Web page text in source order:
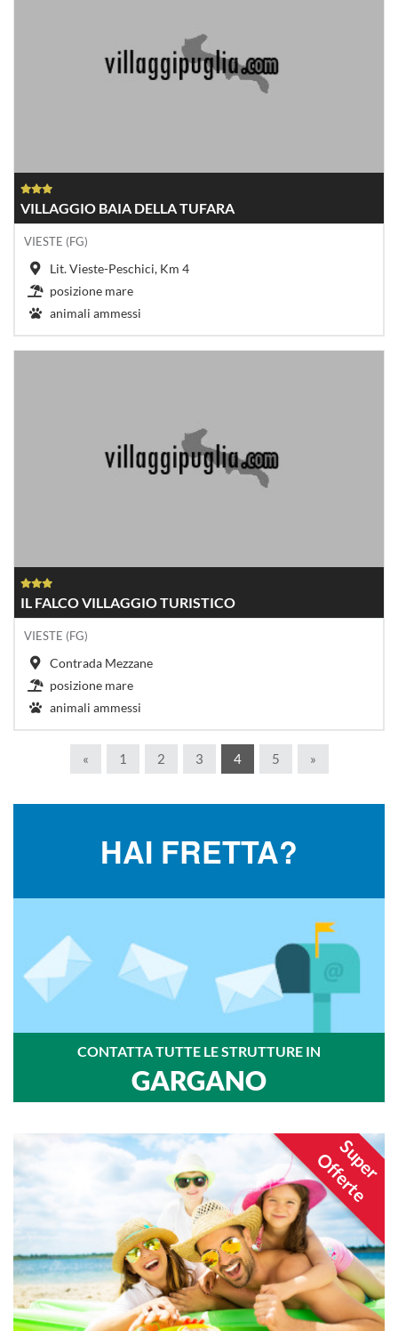
VILLAGGIO BAIA DELLA TUFARA
VIESTE (FG)
Lit. Vieste-Peschici, Km 4
posizione mare
animali ammessi
IL FALCO VILLAGGIO TURISTICO
VIESTE (FG)
Contrada Mezzane
posizione mare
animali ammessi
« 1 2 3 4 5 »
HAI FRETTA?
CONTATTA TUTTE LE STRUTTURE IN
GARGANO
Super
Offerte